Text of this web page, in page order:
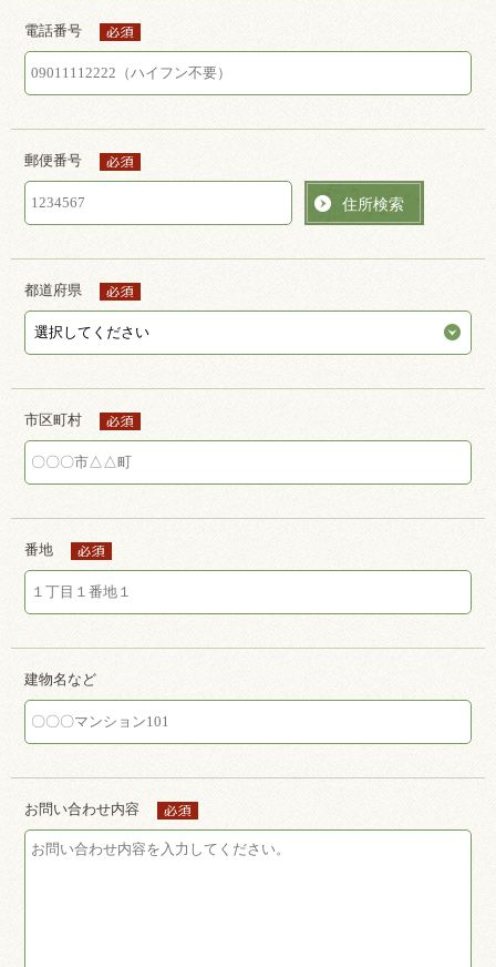
電話番号
郵便番号
住所検索
都道府県
市区町村
番地
建物名など
お問い合わせ内容